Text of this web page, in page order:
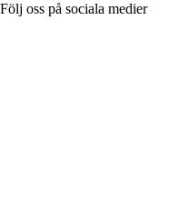
Följ oss på sociala medier